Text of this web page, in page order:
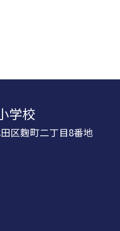
学校
区麴町二丁目8番地